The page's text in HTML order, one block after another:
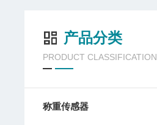
产品分类
PRODUCT CLASSIFICATION
称重传感器